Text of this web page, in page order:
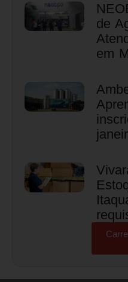
de
em